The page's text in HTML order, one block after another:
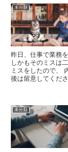
未分類
昨日、仕事で業務
しかもそのミスは
ミスをしたので、
後は留意してくだ
未分類